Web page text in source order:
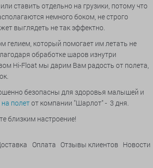
ставить отдельно на грузики, потому что
немного боком, не строго
выглядеть не так эффектно.
гелием, который помогает им летать не
обработке шаров изнутри
Hi-Float мы дарим Вам радость от полета,
безопасны для здоровья малышей и
полетот компании "Шарлот" - 3 дня.
близким настроение!
Оплата Отзывы клиентов Новости